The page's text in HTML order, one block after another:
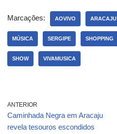
Marcações: AOVIVO ARACAJU
MÚSICA SERGIPE SHOPPING
SHOW VIVAMUSICA
ANTERIOR
Caminhada Negra em Aracaju
revela tesouros escondidos